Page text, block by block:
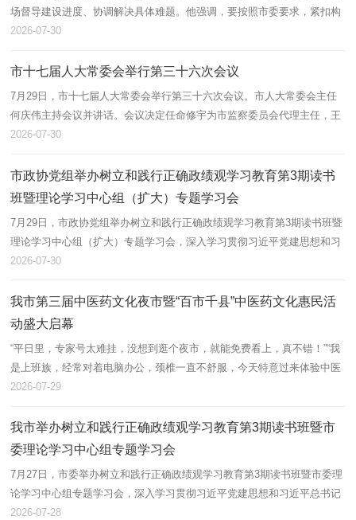
场督导建设进度、协调解决具体难题。他强调，要按照市委要求，紧扣构
建“4816”产业体系，狠抓重点项目建设，既保进度又保质量更保安全，用
2026-07-30
市十七届人大常委会举行第三十六次会议
7月29日，市十七届人大常委会举行第三十六次会议。市人大常委会主任
何庆伟主持会议并讲话。会议决定任命修宇为市监察委员会代理主任，王
宏亮、王世友为本溪市人民政府副市长。 会议听取和审议了市政府关
2026-07-30
市政协党组举办树立和践行正确政绩观学习教育第3期读书
班暨理论学习中心组（扩大）专题学习会
7月29日，市政协党组举办树立和践行正确政绩观学习教育第3期读书班暨
理论学习中心组（扩大）专题学习会，深入学习贯彻习近平党建思想和习
近平总书记在庆祝中国共产党成立105周年大会上的重要讲话精神，以坚
2026-07-30
我市第三届中医药文化夜市暨“百市千县”中医药文化惠民活
动盛大启幕
“平日里，专家号太难挂，没想到逛个夜市，就能免费看上，真不错！”“我
是上班族，经常对着电脑办公，颈椎一直不舒服，今天特意过来体验中医
调理的精妙之处！”“这些由医院自制的中药茶饮，可以免费品尝，我过...
2026-07-29
我市举办树立和践行正确政绩观学习教育第3期读书班暨市
委理论学习中心组专题学习会
7月27日，市委举办树立和践行正确政绩观学习教育第3期读书班暨市委理
论学习中心组专题学习会，深入学习贯彻习近平党建思想和习近平总书记
在庆祝中国共产党成立105周年大会上的重要讲话精神，以坚强党性引领
2026-07-28